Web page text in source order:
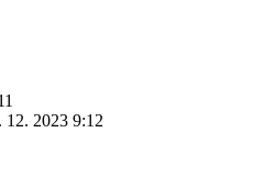
12. 2023 9:12